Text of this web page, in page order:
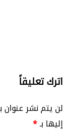
اترك تعليقاً
لن يتم نشر عنوان
إليها بـ*